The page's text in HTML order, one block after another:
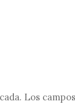
Los